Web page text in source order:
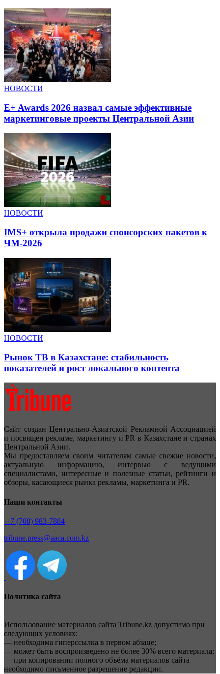
НОВОСТИ
E+ Awards 2026 назвал самые эффективные
маркетинговые проекты Центральной Азии
НОВОСТИ
IMS+ открыла продажи спонсорских пакетов к
ЧМ-2026
НОВОСТИ
Рынок ТВ в Казахстане: стабильность
показателей и рост локального контента
Сайт создан Центрально-Азиатской Рекламной Ассоциацией
и посвящен рекламе, маркетингу и PR в Казахстане и странах
Центральной Азии.
Мы предоставляем своим читателям самые свежие новости,
актуальную информацию, интервью с ведущими
специалистами, интересные и полезные статьи, рейтинги и
обзоры, касающиеся рынка рекламы, маркетинга и PR.
Наши контакты
+7 (708) 983-7884
tribune.press@aaca.com.kz
Политика сайта
Использование материалов сайта Tribune.kz допустимо при
следующих условиях:
— необходима гиперссылка в первом абзаце;
— может быть воспроизведено не более 30% всего материала;
— при копировании полного объёма материалов сайта
необходимо письменное разрешение редакции.